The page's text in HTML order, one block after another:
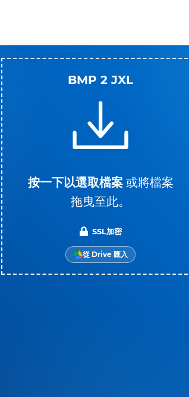
BMP 2 JXL
按一下以選取檔案 或將檔案
拖曳至此。
SSL加密
從 Drive 匯入